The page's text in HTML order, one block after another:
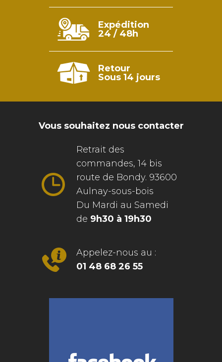
Expédition
24 / 48h
Retour
Sous 14 jours
Vous souhaitez nous contacter
Retrait des
commandes, 14 bis
route de Bondy. 93600
Aulnay-sous-bois
Du Mardi au Samedi
de 9h30 à 19h30
Appelez-nous au :
01 48 68 26 55